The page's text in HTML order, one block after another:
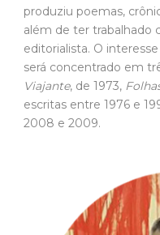
2008 e 2009.